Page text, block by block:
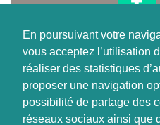
En poursuivant votre
vous acceptez l’utilisation
réaliser des statistiques
proposer une navigation
possibilité de partage des
réseaux sociaux ainsi que